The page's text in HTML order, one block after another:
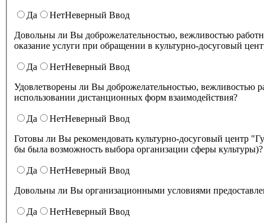
Да НетНеверный Ввод
Довольны ли Вы доброжелательностью, вежливостью
оказание услуги при обращении в культурно-досуговый
Да НетНеверный Ввод
Удовлетворены ли Вы доброжелательностью, вежливостью работников культурно-досугового центра "Губернский" при
использовании дистанционных форм взаимодействия?
Да НетНеверный Ввод
Готовы ли Вы рекомендовать культурно-досуговый центр "Губернский" родственникам и знакомым (могли бы
бы была возможность выбора организации сферы культуры)?
Да НетНеверный Ввод
Довольны ли Вы организационными условиями
Да НетНеверный Ввод